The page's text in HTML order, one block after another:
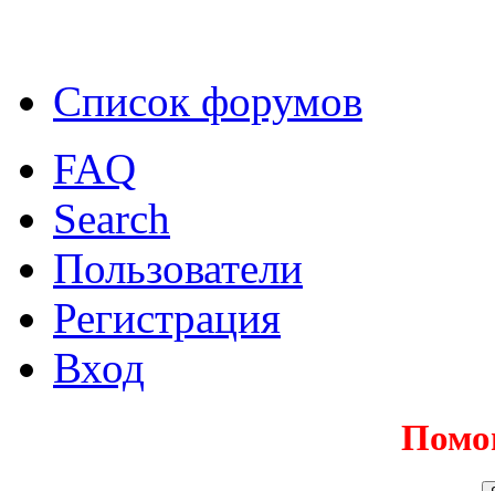
Список форумов
FAQ
Search
Пользователи
Регистрация
Вход